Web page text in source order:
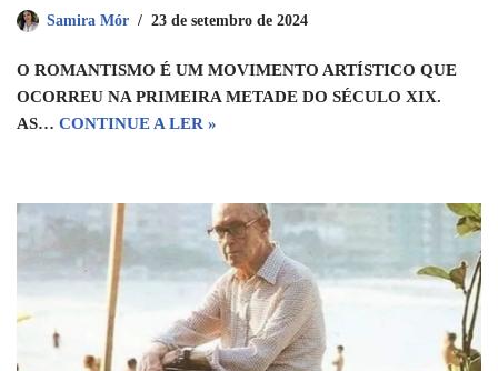
Samira Mór 23 de setembro de 2024
O ROMANTISMO É UM MOVIMENTO ARTÍSTICO QUE
OCORREU NA PRIMEIRA METADE DO SÉCULO XIX.
AS… CONTINUE A LER »